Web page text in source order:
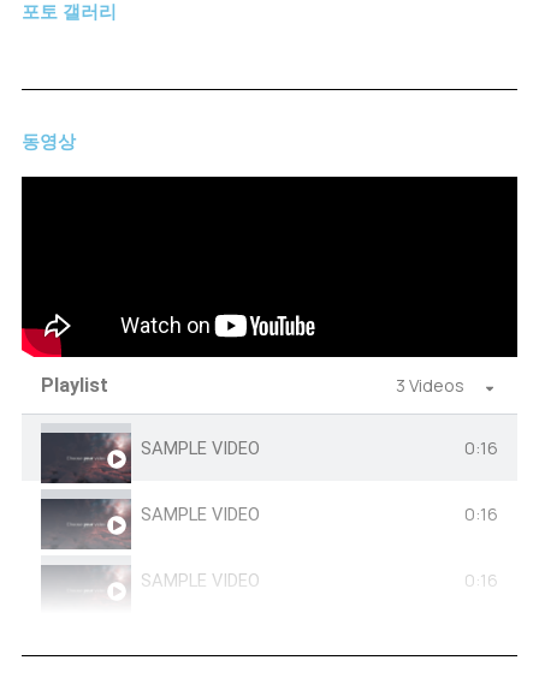
포토 갤러리
동영상
Playlist 3 Videos
SAMPLE VIDEO 0:16
SAMPLE VIDEO 0:16
SAMPLE VIDEO 0:16